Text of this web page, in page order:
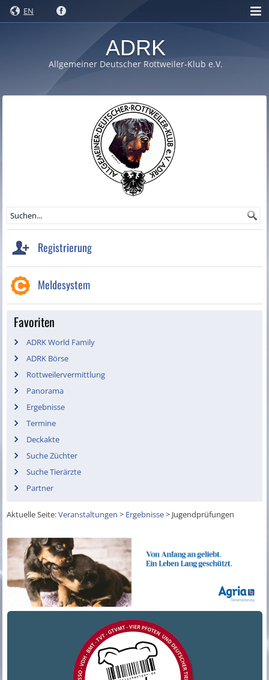
EN
ADRK
Allgemeiner Deutscher Rottweiler-Klub e.V.
Registrierung
Meldesystem
Favoriten
ADRK World Family
ADRK Börse
Rottweilervermittlung
Panorama
Ergebnisse
Termine
Deckakte
Suche Züchter
Suche Tierärzte
Partner
Aktuelle Seite:Veranstaltungen > Ergebnisse> Jugendprüfungen